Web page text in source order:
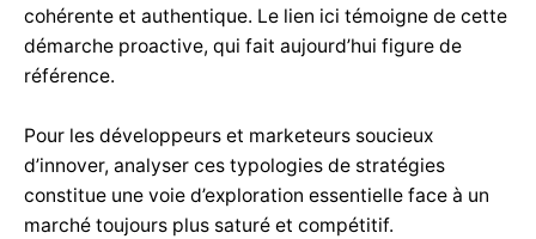
cohérente et authentique. Le lien ici témoigne de cette
démarche proactive, qui fait aujourd’hui figure de
référence.
Pour les développeurs et marketeurs soucieux
d’innover, analyser ces typologies de stratégies
constitue une voie d’exploration essentielle face à un
marché toujours plus saturé et compétitif.